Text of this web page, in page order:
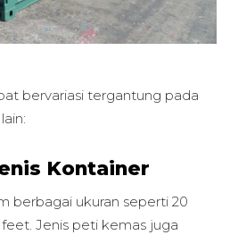
bervariasi tergantung pada
Kontainer
berbagai ukuran seperti 20
Jenis peti kemas juga